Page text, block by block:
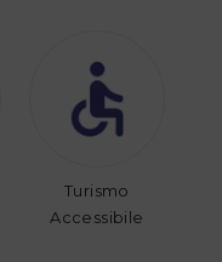
Turismo
Accessibile